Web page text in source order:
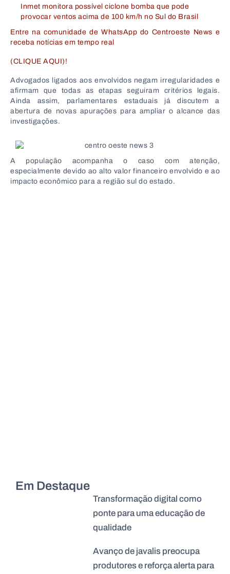
Inmet monitora possível ciclone bomba que pode
provocar ventos acima de 100 km/h no Sul do Brasil
Entre na comunidade de WhatsApp do Centroeste News e
receba notícias em tempo real
(CLIQUE AQUI)!
Advogados ligados aos envolvidos negam irregularidades e
afirmam que todas as etapas seguiram critérios legais.
Ainda assim, parlamentares estaduais já discutem a
abertura de novas apurações para ampliar o alcance das
investigações.
A população acompanha o caso com atenção,
especialmente devido ao alto valor financeiro envolvido e ao
impacto econômico para a região sul do estado.
Em Destaque
Transformação digital como
ponte para uma educação de
qualidade
Avanço de javalis preocupa
produtores e reforça alerta para